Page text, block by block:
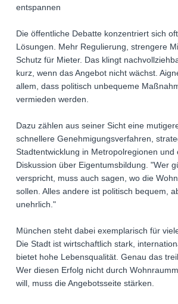
entspannen
Die öffentliche Debatte konzentriert sich
Lösungen. Mehr Regulierung, strengere
Schutz für Mieter. Das klingt
kurz, wenn das Angebot nicht wächst.
allem, dass politisch unbequeme
vermieden werden.
Dazu zählen aus seiner Sicht eine
schnellere Genehmigungsverfahren,
Stadtentwicklung in Metropolregionen und
Diskussion über Eigentumsbildung. "Wer
verspricht, muss auch sagen, wo die
sollen. Alles andere ist politisch bequem,
unehrlich."
München steht dabei exemplarisch für
Die Stadt ist wirtschaftlich stark,
bietet hohe Lebensqualität. Genau das
Wer diesen Erfolg nicht durch
will, muss die Angebotsseite stärken.